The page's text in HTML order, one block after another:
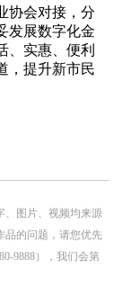
协会对接，分
发展数字化金
、实惠、便利
，提升新市民
、图片、视频均来源
品的问题，请您优先
9888），我们会第